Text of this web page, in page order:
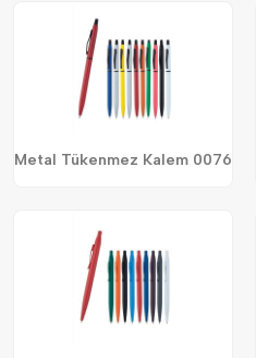
Metal Tükenmez Kalem 0076